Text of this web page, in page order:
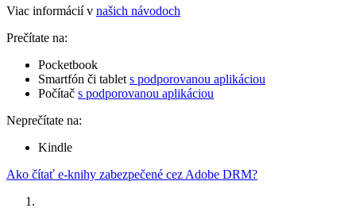
Viac informácií v našich návodoch
Prečítate na:
Pocketbook
Smartfón či tablet s podporovanou aplikáciou
Počítač s podporovanou aplikáciou
Neprečítate na:
Kindle
Ako čítať e-knihy zabezpečené cez Adobe DRM?